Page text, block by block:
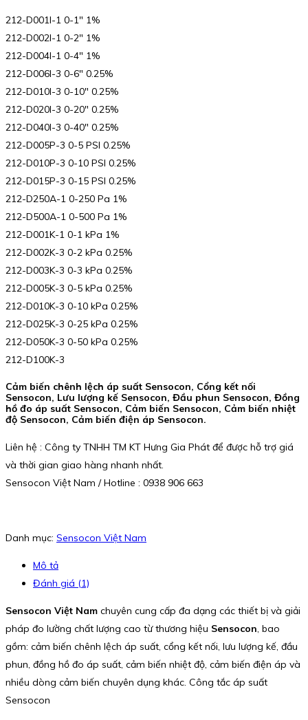
212-D001I-1 0-1″ 1%
212-D002I-1 0-2″ 1%
212-D004I-1 0-4″ 1%
212-D006I-3 0-6″ 0.25%
212-D010I-3 0-10″ 0.25%
212-D020I-3 0-20″ 0.25%
212-D040I-3 0-40″ 0.25%
212-D005P-3 0-5 PSI 0.25%
212-D010P-3 0-10 PSI 0.25%
212-D015P-3 0-15 PSI 0.25%
212-D250A-1 0-250 Pa 1%
212-D500A-1 0-500 Pa 1%
212-D001K-1 0-1 kPa 1%
212-D002K-3 0-2 kPa 0.25%
212-D003K-3 0-3 kPa 0.25%
212-D005K-3 0-5 kPa 0.25%
212-D010K-3 0-10 kPa 0.25%
212-D025K-3 0-25 kPa 0.25%
212-D050K-3 0-50 kPa 0.25%
212-D100K-3
Cảm biến chênh lệch áp suất Sensocon, Cổng kết nối
Sensocon, Lưu lượng kế Sensocon, Đầu phun Sensocon, Đồng
hồ đo áp suất Sensocon, Cảm biến Sensocon, Cảm biến nhiệt
độ Sensocon, Cảm biến điện áp Sensocon.
Liên hệ : Công ty TNHH TM KT Hưng Gia Phát để được hỗ trợ giá
và thời gian giao hàng nhanh nhất.
Sensocon Việt Nam / Hotline : 0938 906 663
Danh mục: Sensocon Việt Nam
Mô tả
Đánh giá (1)
Sensocon Việt Nam chuyên cung cấp đa dạng các thiết bị và giải
pháp đo lường chất lượng cao từ thương hiệu Sensocon, bao
gồm: cảm biến chênh lệch áp suất, cổng kết nối, lưu lượng kế, đầu
phun, đồng hồ đo áp suất, cảm biến nhiệt độ, cảm biến điện áp và
nhiều dòng cảm biến chuyên dụng khác. Công tắc áp suất
Sensocon